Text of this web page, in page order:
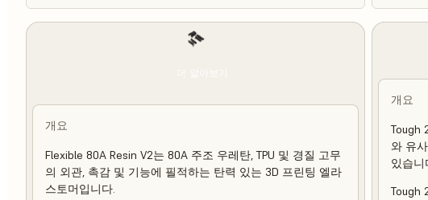
개요
Flexible 80A Resin V2는 80A 주조 우레탄, TPU 및 경질 고무
의 외관, 촉감 및 기능에 필적하는 탄력 있는 3D 프린팅 엘라
스토머입니다.
개요
Tough
와 유
있습니
Tough